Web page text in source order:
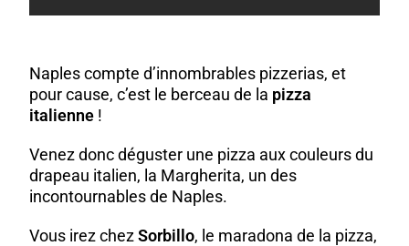
Naples compte d’innombrables pizzerias, et
pour cause, c’est le berceau de la pizza
italienne !
Venez donc déguster une pizza aux couleurs du
drapeau italien, la Margherita, un des
incontournables de Naples.
Vous irez chezSorbillo, le maradona de la pizza,